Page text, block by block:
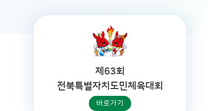
제63회
전북특별자치도민체육대회
바로가기